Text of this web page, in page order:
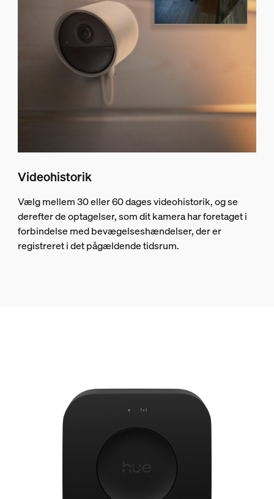
Videohistorik
Vælg mellem 30 eller 60 dages videohistorik, og se
derefter de optagelser, som dit kamera har foretaget i
forbindelse med bevægelseshændelser, der er
registreret i det pågældende tidsrum.